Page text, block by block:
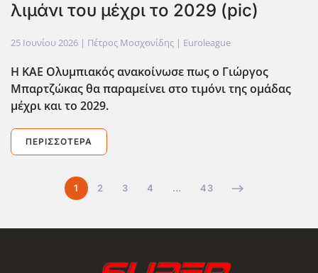
λιμάνι του μέχρι το 2029 (pic)
25 Ιουνίου 2026 | Πέτρος Μοσχονίδης | Euroleague
Η ΚΑΕ Ολυμπιακός ανακοίνωσε πως ο Γιώργος
Μπαρτζώκας θα παραμείνει στο τιμόνι της ομάδας
μέχρι και το 2029.
ΠΕΡΙΣΣΌΤΕΡΑ
1 2 3 4 … 43